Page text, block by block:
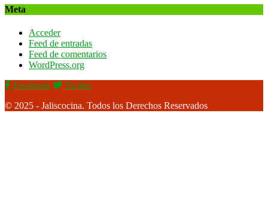
Meta
Acceder
Feed de entradas
Feed de comentarios
WordPress.org
Facebook
Twitter
© 2025 - Jaliscocina. Todos los Derechos Reservados